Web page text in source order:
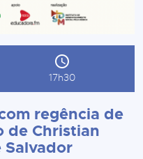
17h30
regência de
de Christian
Salvador